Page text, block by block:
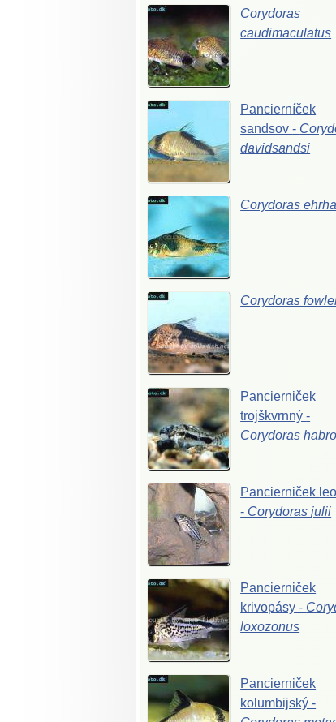
Corydoras
caudimaculatus
Pancierníček
sandsov-
davidsandsi
Corydoras
Corydoras
Pancierniček
trojškvrnný-
Corydoras
Pancierniček
- Corydorasjulii
Pancierniček
krivopásy-
loxozonus
Pancierniček
kolumbijský-